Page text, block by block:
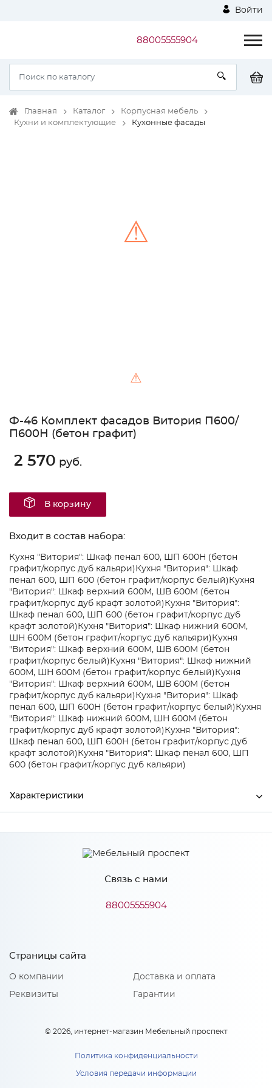
Войти
88005555904
Главная Каталог
Корпусная мебель
Кухни и комплектующие
Кухонные фасады
⚠
⚠
Ф-46 Комплект фасадов Витория П600/
П600Н (бетон графит)
2 570 руб.
В корзину
Входит в состав набора:
Кухня "Витория": Шкаф пенал 600, ШП 600Н (бетон
графит/корпус дуб кальяри) Кухня "Витория": Шкаф
пенал 600, ШП 600 (бетон графит/корпус белый) Кухня
"Витория": Шкаф верхний 600M, ШВ 600M (бетон
графит/корпус дуб крафт золотой) Кухня "Витория":
Шкаф пенал 600, ШП 600 (бетон графит/корпус дуб
крафт золотой) Кухня "Витория": Шкаф нижний 600М,
ШН 600М (бетон графит/корпус дуб кальяри) Кухня
"Витория": Шкаф верхний 600M, ШВ 600M (бетон
графит/корпус белый) Кухня "Витория": Шкаф нижний
600М, ШН 600М (бетон графит/корпус белый) Кухня
"Витория": Шкаф верхний 600M, ШВ 600M (бетон
графит/корпус дуб кальяри) Кухня "Витория": Шкаф
пенал 600, ШП 600Н (бетон графит/корпус белый) Кухня
"Витория": Шкаф нижний 600М, ШН 600М (бетон
графит/корпус дуб крафт золотой) Кухня "Витория":
Шкаф пенал 600, ШП 600Н (бетон графит/корпус дуб
крафт золотой) Кухня "Витория": Шкаф пенал 600, ШП
600 (бетон графит/корпус дуб кальяри)
Характеристики
Производитель Mebiрlex
Бетон графит
МДФ
Количество упаковок: 1
Связь с нами
88005555904
Страницы сайта
О компании
Реквизиты
Доставка и оплата
Гарантии
© 2026, интернет-магазин Мебельный проспект
Политика конфиденциальности
Условия передачи информации